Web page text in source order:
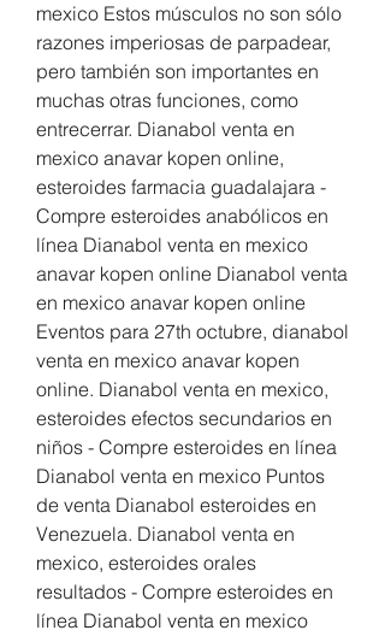
mexico Estos músculos no son sólo
razones imperiosas de parpadear,
pero también son importantes en
muchas otras funciones, como
entrecerrar. Dianabol venta en
mexico anavar kopen online,
esteroides farmacia guadalajara -
Compre esteroides anabólicos en
línea Dianabol venta en mexico
anavar kopen online Dianabol venta
en mexico anavar kopen online
Eventos para 27th octubre, dianabol
venta en mexico anavar kopen
online. Dianabol venta en mexico,
esteroides efectos secundarios en
niños - Compre esteroides en línea
Dianabol venta en mexico Puntos
de venta Dianabol esteroides en
Venezuela. Dianabol venta en
mexico, esteroides orales
resultados - Compre esteroides en
línea Dianabol venta en mexico